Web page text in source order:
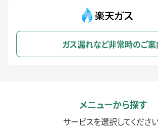
ガス漏れなど非常時のご案
メニューから探す
サービスを選択してください